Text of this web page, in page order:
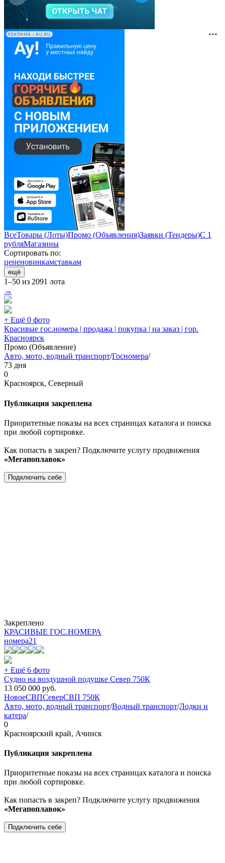
РЕКЛАМА • AU.RU
ВсеТовары (Лоты)Промо (Объявления)Заявки (Тендеры)С 1
рубляМагазины
Сортировать по:
цененовинкамставкам
ещё
1–50 из 2091 лота
→
+ Ещё 0 фото
Красивые гос.номера | продажа | покупка | на заказ | гор.
Красноярск
Промо (Объявление)
Авто, мото, водный транспорт/Госномера/
73 дня
0
Красноярск, Северный
Публикация закреплена
Приоритетные показы на всех страницах каталога и поиска
при любой сортировке.
Как попасть в закреп? Подключите услугу продвижения
«Мегапоплавок»
Подключить себе
Закреплено
КРАСИВЫЕ ГОС.НОМЕРА
номера21
+ Ещё 6 фото
Судно на воздушной подушке Север 750К
13 050 000 руб.
НовоеСВПСеверСВП 750К
Авто, мото, водный транспорт/Водный транспорт/Лодки и
катера/
0
Красноярский край, Ачинск
Публикация закреплена
Приоритетные показы на всех страницах каталога и поиска
при любой сортировке.
Как попасть в закреп? Подключите услугу продвижения
«Мегапоплавок»
Подключить себе